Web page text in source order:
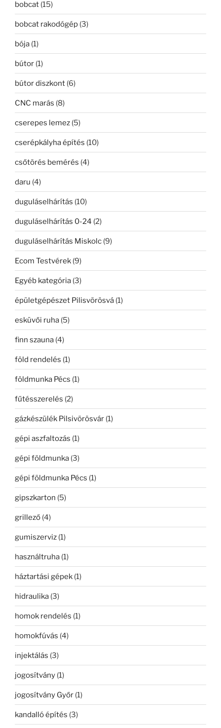
bobcat (15)
bobcat rakodógép (3)
bója (1)
bútor (1)
bútor diszkont (6)
CNC marás (8)
cserepes lemez (5)
cserépkályha építés (10)
csőtörés bemérés (4)
daru (4)
duguláselhárítás (10)
duguláselhárítás 0-24 (2)
duguláselhárítás Miskolc (9)
Ecom Testvérek (9)
Egyéb kategória (3)
épületgépészet Pilisvörösvá (1)
esküvői ruha (5)
finn szauna (4)
föld rendelés (1)
földmunka Pécs (1)
fűtésszerelés (2)
gázkészülék Pilsivörösvár (1)
gépi aszfaltozás (1)
gépi földmunka (3)
gépi földmunka Pécs (1)
gipszkarton (5)
grillező (4)
gumiszerviz (1)
használtruha (1)
háztartási gépek (1)
hidraulika (3)
homok rendelés (1)
homokfúvás (4)
injektálás (3)
jogosítvány (1)
jogosítvány Győr (1)
kandalló építés (3)